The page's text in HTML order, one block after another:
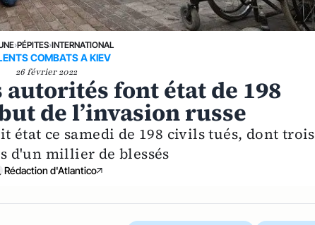
›PÉPITES›INTERNATIONAL
COMBATS A KIEV
26 février 2022
font état de 198
de l’invasion russe
état ce samedi de 198 civils tués, dont trois
d'un millier de blessés
Rédaction d'Atlantico